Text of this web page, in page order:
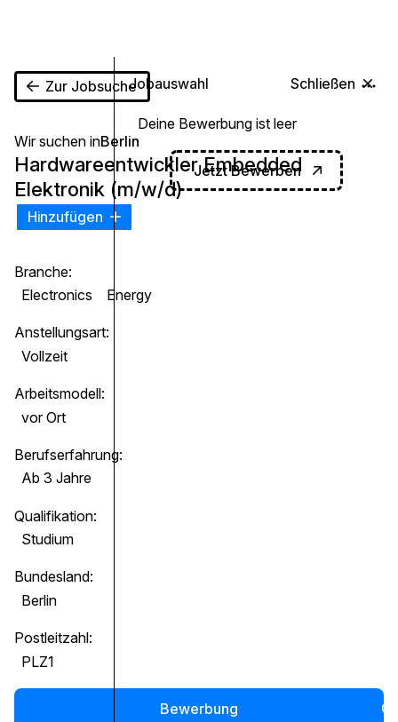
Jobauswahl Schließen
Deine Bewerbung ist leer
Jetzt Bewerben
Zur Jobsuche
Wir suchen inBerlin
Hardwareentwickler Embedded
Elektronik (m/w/d)
Hinzufügen
Branche:
Electronics
Energy
Anstellungsart:
Vollzeit
Arbeitsmodell:
vor Ort
Berufserfahrung:
Ab 3 Jahre
Qualifikation:
Studium
Bundesland:
Berlin
Postleitzahl:
PLZ1
Bewerbung 0